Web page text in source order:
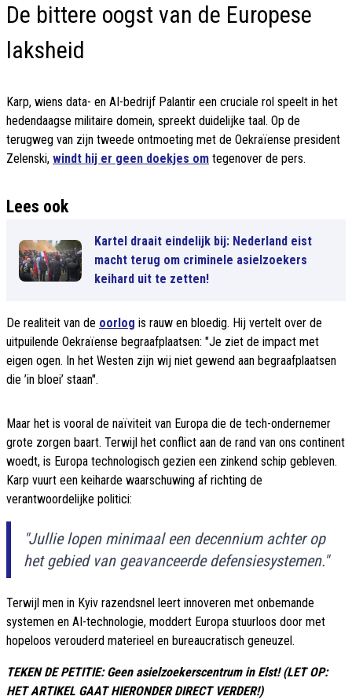
De bittere oogst van de Europese
laksheid
Karp, wiens data- en AI-bedrijf Palantir een cruciale rol speelt in het
hedendaagse militaire domein, spreekt duidelijke taal. Op de
terugweg van zijn tweede ontmoeting met de Oekraïense president
Zelenski, windt hij er geen doekjes om tegenover de pers.
Lees ook
Kartel draait eindelijk bij: Nederland eist
macht terug om criminele asielzoekers
keihard uit te zetten!
De realiteit van de oorlog is rauw en bloedig. Hij vertelt over de
uitpuilende Oekraïense begraafplaatsen: "Je ziet de impact met
eigen ogen. In het Westen zijn wij niet gewend aan begraafplaatsen
die ’in bloei’ staan".
Maar het is vooral de naïviteit van Europa die de tech-ondernemer
grote zorgen baart. Terwijl het conflict aan de rand van ons continent
woedt, is Europa technologisch gezien een zinkend schip gebleven.
Karp vuurt een keiharde waarschuwing af richting de
verantwoordelijke politici:
"Jullie lopen minimaal een decennium achter op
het gebied van geavanceerde defensiesystemen."
Terwijl men in Kyiv razendsnel leert innoveren met onbemande
systemen en AI-technologie, moddert Europa stuurloos door met
hopeloos verouderd materieel en bureaucratisch geneuzel.
TEKEN DE PETITIE: Geen asielzoekerscentrum in Elst! (LET OP:
HET ARTIKEL GAAT HIERONDER DIRECT VERDER!)